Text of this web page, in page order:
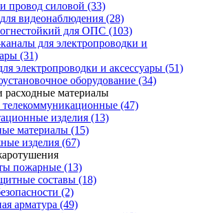
провод силовой (33)
видеонаблюдения (28)
для ОПС (103)
для электропроводки и
(31)
электропроводки и аксессуары (51)
оборудование (34)
материалы
(47)
изделия (13)
материалы (15)
изделия (67)
пожарные (13)
составы (18)
(2)
арматура (49)